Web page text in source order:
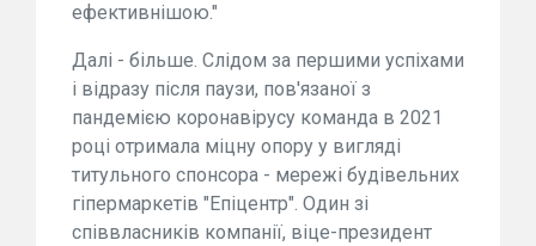
ефективнішою."
Далі - більше. Слідом за першими успіхами
і відразу після паузи, пов'язаної з
пандемією коронавірусу команда в 2021
році отримала міцну опору у вигляді
титульного спонсора - мережі будівельних
гіпермаркетів "Епіцентр". Один зі
співвласників компанії, віце-президент